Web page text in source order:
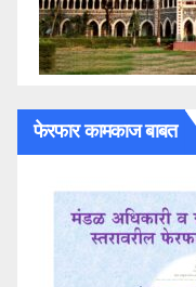
फेरफार कामकाज बाबत